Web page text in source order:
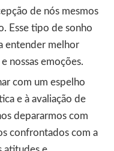
de nós mesmos
Esse tipo de sonho
entender melhor
nossas emoções.
com um espelho
e à avaliação de
depararmos com
confrontados com a